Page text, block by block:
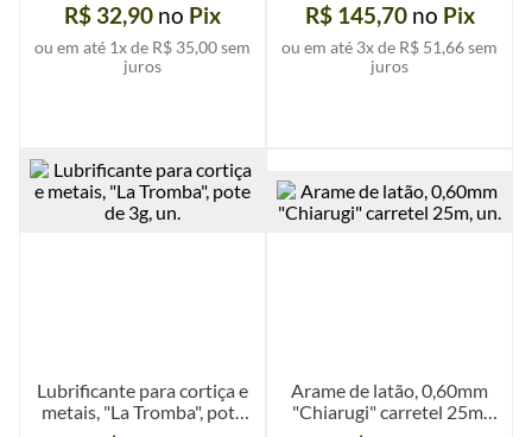
R$ 32,90 no Pix
ou em até 1x de R$ 35,00sem
juros
Ver mais detalhes
R$ 145,70 no Pix
ou em até 3x de R$ 51,66sem
juros
Lubrificante para cortiça e
metais, "La Tromba", pote
Arame de latão, 0,60mm
"Chiarugi" carretel 25m,